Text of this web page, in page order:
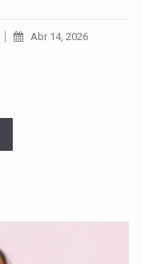
Abr 14, 2026